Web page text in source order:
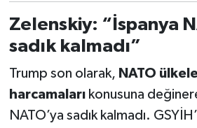
Zelenskiy: “İspanya
sadık kalmadı”
Trump son olarak, NATO
harcamalarıkonusuna
NATO’ya sadık kalmadı.